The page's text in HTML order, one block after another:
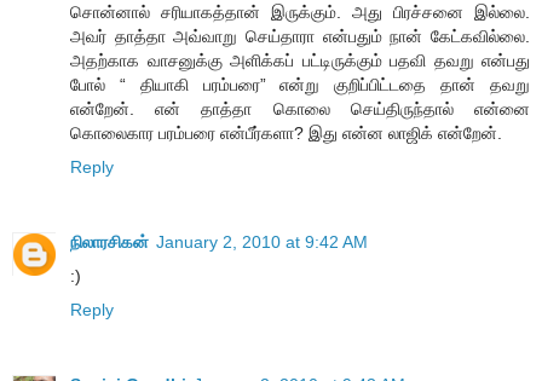
சொன்னால் சரியாகத்தான் இருக்கும். அது பிரச்சனை இல்லை.
அவர் தாத்தா அவ்வாறு செய்தாரா என்பதும் நான் கேட்கவில்லை.
அதற்காக வாசனுக்கு அளிக்கப் பட்டிருக்கும் பதவி தவறு என்பது
போல் “ தியாகி பரம்பரை” என்று குறிப்பிட்டதை தான் தவறு
என்றேன். என் தாத்தா கொலை செய்திருந்தால் என்னை
கொலைகார பரம்பரை என்பீர்களா? இது என்ன லாஜிக் என்றேன்.
Reply
நிலாரசிகன் January 2, 2010 at 9:42 AM
:)
Reply